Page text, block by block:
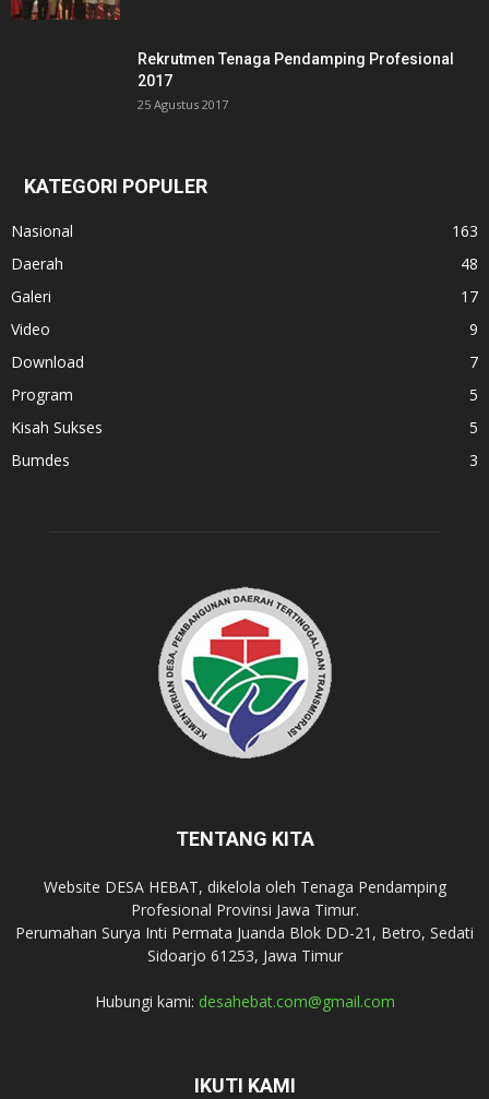
Rekrutmen Tenaga Pendamping Profesional
2017
25 Agustus 2017
KATEGORI POPULER
Nasional
163
Daerah
48
Galeri
17
Video
9
Download
7
Program
5
Kisah Sukses
5
Bumdes
3
TENTANG KITA
Website DESA HEBAT, dikelola oleh Tenaga Pendamping
Profesional Provinsi Jawa Timur.
Perumahan Surya Inti Permata Juanda Blok DD-21, Betro, Sedati
Sidoarjo 61253, Jawa Timur
Hubungi kami: desahebat.com@gmail.com
IKUTI KAMI